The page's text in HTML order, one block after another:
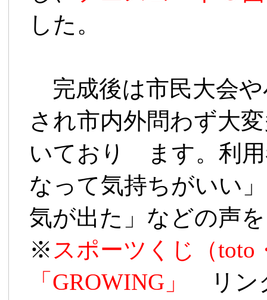
した。
完成後は市民大会
され市内外問わず大
いており ます。利用
なって気持ちがいい
気が出た」などの声
※ スポーツくじ（toto
「GROWING」
リン